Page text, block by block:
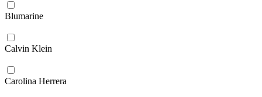
Blumarine
Calvin Klein
Carolina Herrera